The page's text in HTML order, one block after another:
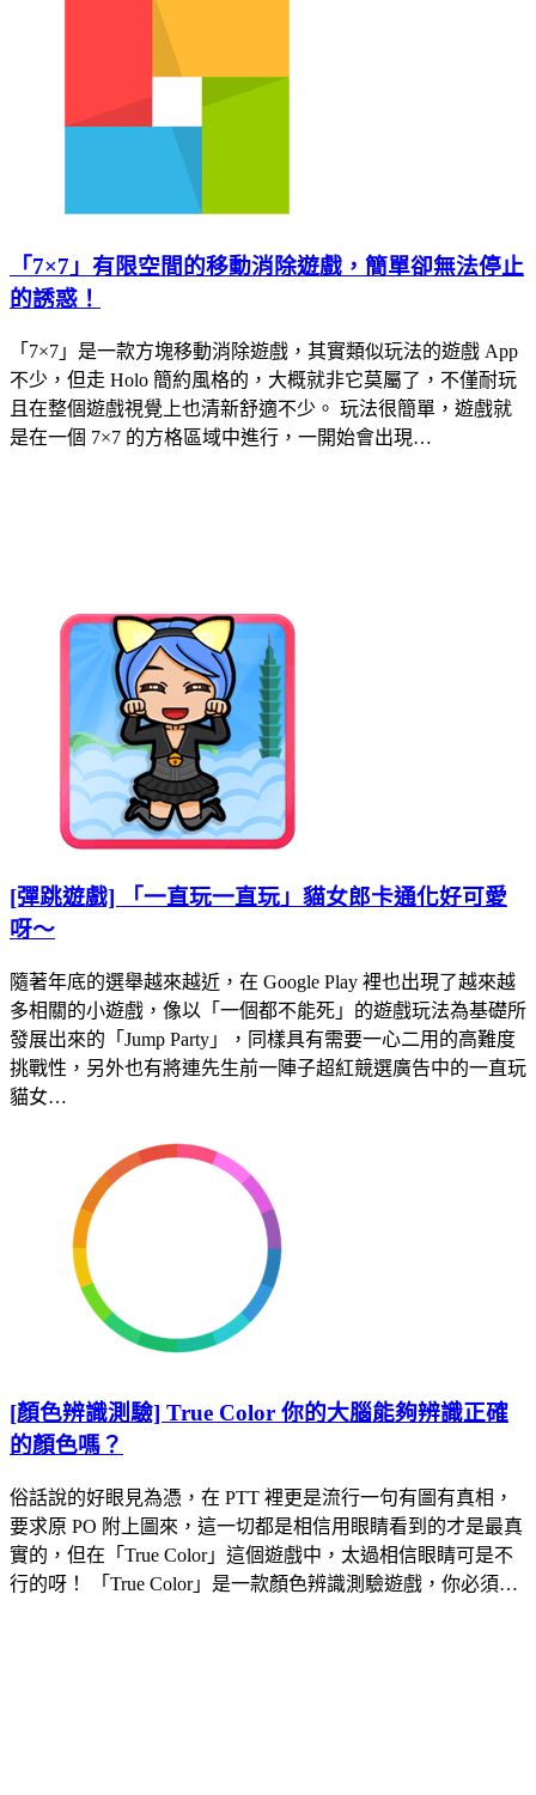
「7×7」有限空間的移動消除遊戲，簡單卻無法停止
的誘惑！
「7×7」是一款方塊移動消除遊戲，其實類似玩法的遊戲 App
不少，但走 Holo 簡約風格的，大概就非它莫屬了，不僅耐玩
且在整個遊戲視覺上也清新舒適不少。 玩法很簡單，遊戲就
是在一個 7×7 的方格區域中進行，一開始會出現…
[彈跳遊戲] 「一直玩一直玩」貓女郎卡通化好可愛
呀～
隨著年底的選舉越來越近，在 Google Play 裡也出現了越來越
多相關的小遊戲，像以「一個都不能死」的遊戲玩法為基礎所
發展出來的「Jump Party」，同樣具有需要一心二用的高難度
挑戰性，另外也有將連先生前一陣子超紅競選廣告中的一直玩
貓女…
[顏色辨識測驗] True Color 你的大腦能夠辨識正確
的顏色嗎？
俗話說的好眼見為憑，在 PTT 裡更是流行一句有圖有真相，
要求原 PO 附上圖來，這一切都是相信用眼睛看到的才是最真
實的，但在「True Color」這個遊戲中，太過相信眼睛可是不
行的呀！ 「True Color」是一款顏色辨識測驗遊戲，你必須…